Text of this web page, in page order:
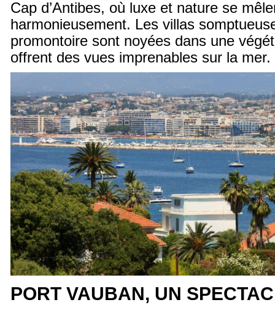
Cap d’Antibes, où luxe et nature se
harmonieusement. Les villas
promontoire sont noyées dans une
offrent des vues imprenables sur la mer.
PORT VAUBAN, UN